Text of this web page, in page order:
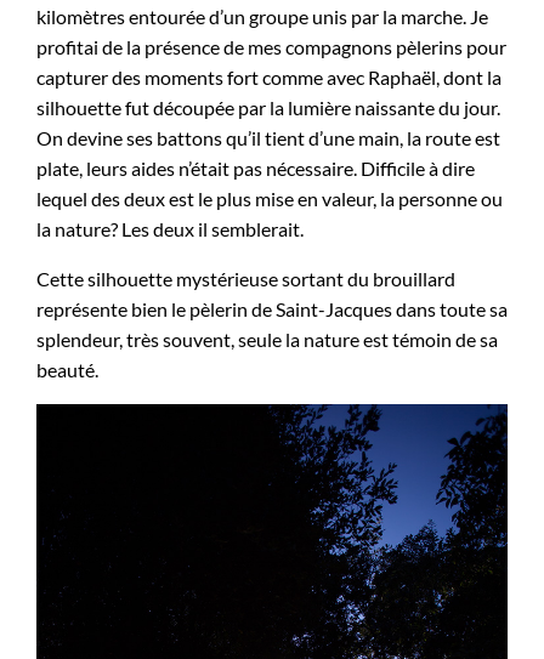
kilomètres entourée d’un groupe unis par la marche. Je
profitai de la présence de mes compagnons pèlerins pour
capturer des moments fort comme avec Raphaël, dont la
silhouette fut découpée par la lumière naissante du jour.
On devine ses battons qu’il tient d’une main, la route est
plate, leurs aides n’était pas nécessaire. Difficile à dire
lequel des deux est le plus mise en valeur, la personne ou
la nature? Les deux il semblerait.
Cette silhouette mystérieuse sortant du brouillard
représente bien le pèlerin de Saint-Jacques dans toute sa
splendeur, très souvent, seule la nature est témoin de sa
beauté.